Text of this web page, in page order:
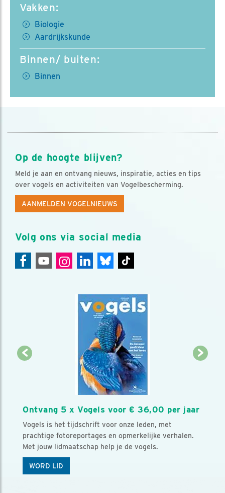
Vakken:
Biologie
Aardrijkskunde
Binnen/ buiten:
Binnen
Op de hoogte blijven?
Meld je aan en ontvang nieuws, inspiratie, acties en tips
over vogels en activiteiten van Vogelbescherming.
AANMELDEN VOGELNIEUWS
Volg ons via social media
Ontvang 5 x Vogels voor € 36,00 per jaar
Vogels is het tijdschrift voor onze leden, met
prachtige fotoreportages en opmerkelijke verhalen.
Met jouw lidmaatschap help je de vogels.
WORD LID